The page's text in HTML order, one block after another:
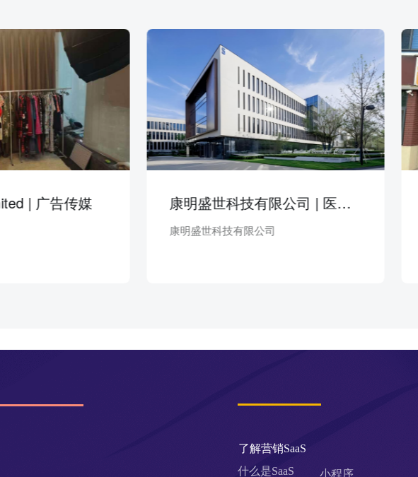
康明盛世科技有限公司 | 医疗保健
康明盛世科技有限公司 青岛店小蚁科
了解营销SaaS
什么是SaaS
小程序